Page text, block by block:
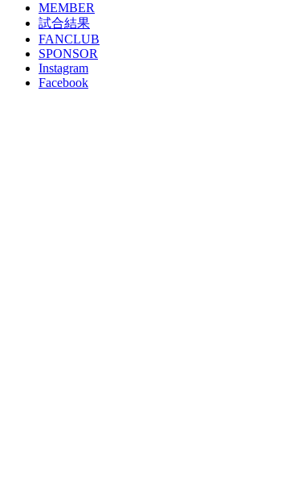
MEMBER
試合結果
FANCLUB
SPONSOR
Instagram
Facebook